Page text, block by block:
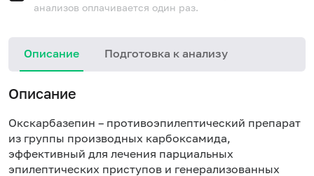
анализов оплачивается один раз.
Описание Подготовка к анализу
Описание
Окскарбазепин – противоэпилептический препарат
из группы производных карбоксамида,
эффективный для лечения парциальных
эпилептических приступов и генерализованных